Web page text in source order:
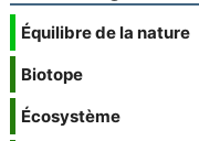
Équilibre de la nature
Biotope
Écosystème